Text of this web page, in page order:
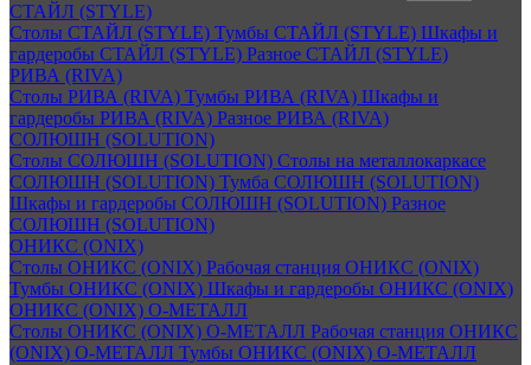
СТАЙЛ (STYLE)
Столы СТАЙЛ (STYLE) Тумбы СТАЙЛ (STYLE) Шкафы и
гардеробы СТАЙЛ (STYLE) Разное СТАЙЛ (STYLE)
РИВА (RIVA)
Столы РИВА (RIVA) Тумбы РИВА (RIVA) Шкафы и
гардеробы РИВА (RIVA) Разное РИВА (RIVA)
СОЛЮШН (SOLUTION)
Столы СОЛЮШН (SOLUTION) Столы на металлокаркасе
СОЛЮШН (SOLUTION) Тумба СОЛЮШН (SOLUTION)
Шкафы и гардеробы СОЛЮШН (SOLUTION) Разное
СОЛЮШН (SOLUTION)
ОНИКС (ONIX)
Столы ОНИКС (ONIX) Рабочая станция ОНИКС (ONIX)
Тумбы ОНИКС (ONIX) Шкафы и гардеробы ОНИКС (ONIX)
ОНИКС (ONIX) O-МЕТАЛЛ
Столы ОНИКС (ONIX) O-МЕТАЛЛ Рабочая станция ОНИКС
(ONIX) O-МЕТАЛЛ Тумбы ОНИКС (ONIX) O-МЕТАЛЛ